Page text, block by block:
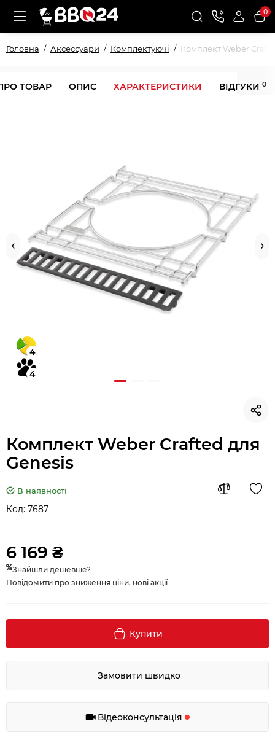
0
Головна Аксессуари Комплектуючі Комплект Weber
ТОВАР ОПИС ХАРАКТЕРИСТИКИ ВІДГУКИ 0
4
4
Комплект Weber Crafted для
Genesis
В наявності
Код: 7687
6 169 ₴
Знайшли дешевше?
Повідомити про зниження ціни, нові акції
Купити
Замовити швидко
Відеоконсультація